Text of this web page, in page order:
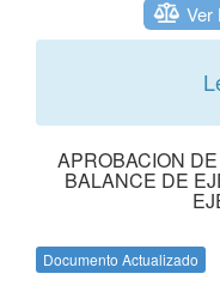
Ver
APROBACION
BALANCE DE
Documento Actualizado